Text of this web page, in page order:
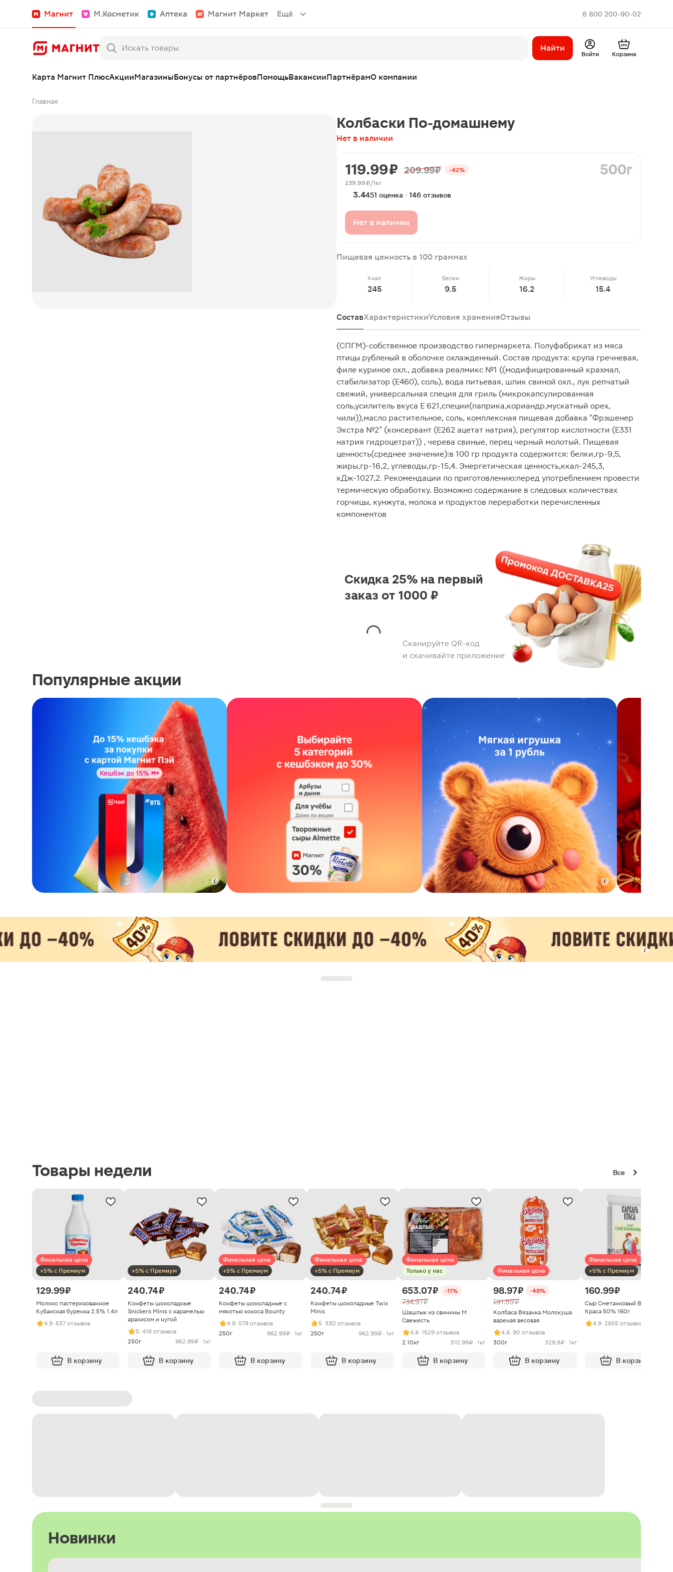
Магнит М.Косметик Аптека Магнит Маркет Ещё 8 800 200-90-02
Найти
Войти Корзина
Карта Магнит ПлюсАкцииМагазиныБонусы от партнёровПомощьВакансииПартнёрамО компании
Главная
Колбаски По-домашнему
Нет в наличии
119.99 ₽ 209.99 ₽ -42% 500г
239.99 ₽/1кг
3.4451 оценка · 146 отзывов
Нет в наличии
Пищевая ценность в 100 граммах
Ккал
245
Белки
9.5
Жиры
16.2
Углеводы
15.4
СоставХарактеристикиУсловия храненияОтзывы
(СПГМ)-собственное производство гипермаркета. Полуфабрикат из мяса
птицы рубленый в оболочке охлажденный. Состав продукта: крупа гречневая,
филе куриное охл., добавка реалмикс №1 ((модифицированный крахмал,
стабилизатор (Е460), соль), вода питьевая, шпик свиной охл., лук репчатый
свежий, универсальная специя для гриль (микрокапсулированная
соль,усилитель вкуса Е 621,специи(паприка,кориандр,мускатный орех,
чили)),масло растительное, соль, комплексная пищевая добавка "Фрэшенер
Экстра №2" (консервант (Е262 ацетат натрия), регулятор кислотности (Е331
натрия гидроцетрат)) , черева свиные, перец черный молотый. Пищевая
ценность(среднее значение):в 100 гр продукта содержится: белки,гр-9,5,
жиры,гр-16,2, углеводы,гр-15,4. Энергетическая ценность,ккал-245,3,
кДж-1027,2. Рекомендации по приготовлению:перед употреблением провести
термическую обработку. Возможно содержание в следовых количествах
горчицы, кунжута, молока и продуктов переработки перечисленных
компонентов
Сканируйте QR-код
и скачивайте приложение
Скидка 25% на первый
заказ от 1000 ₽
Популярные акции
Товары недели Все
Финальная цена
+5% с Премиум
129.99 ₽
Молоко пастеризованное
Кубанская буренка 2.5% 1.4л
4.9· 637 отзывов
В корзину
+5% с Премиум
240.74 ₽
Конфеты шоколадные
Snickers Minis с карамелью
арахисом и нугой
5· 416 отзывов
250г
962.99 ₽ · 1кг
В корзину
Финальная цена
+5% с Премиум
240.74 ₽
Конфеты шоколадные с
мякотью кокоса Bounty
4.9· 579 отзывов
250г
962.99 ₽ · 1кг
В корзину
Финальная цена
+5% с Премиум
240.74 ₽
Конфеты шоколадные Twix
Minis
5· 330 отзывов
250г
962.99 ₽ · 1кг
В корзину
Финальная цена
Только у нас
653.07 ₽ -11%
734.97 ₽
Шашлык из свинины М
Свежесть
4.8· 1529 отзывов
2.10кг
310.99 ₽ · 1кг
В корзину
Финальная цена
98.97 ₽ -48%
191.99 ₽
Колбаса Вязанка Молокуша
вареная весовая
4.8· 90 отзывов
300г
329.9 ₽ · 1кг
В корзину
Финальная цена
+5% с Премиум
160.99 ₽
Сыр Сметанковый Варвара
Краса 50% 160г
4.9· 2655 отзывов
В корзину
Новинки